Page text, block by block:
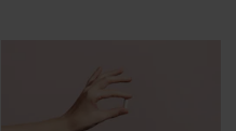
sin trendspaning – sex tydliga
trender som formar
kosttillskottsmarknaden i Sverige